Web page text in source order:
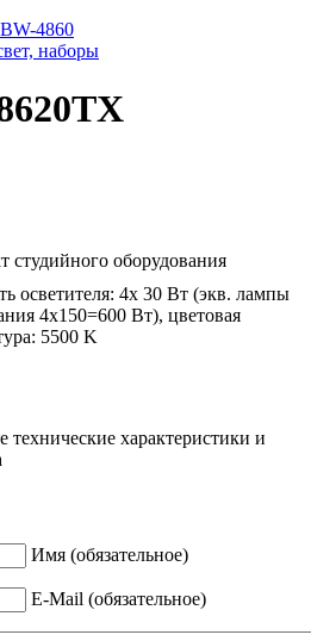
4860
наборы
студийного оборудования
осветителя: 4x 30 Вт (экв. лампы
4x150=600 Вт), цветовая
5500 K
технические характеристики и
Имя (обязательное)
E-Mail (обязательное)